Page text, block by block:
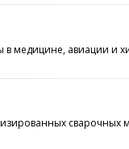
в медицине, авиации
сварочных